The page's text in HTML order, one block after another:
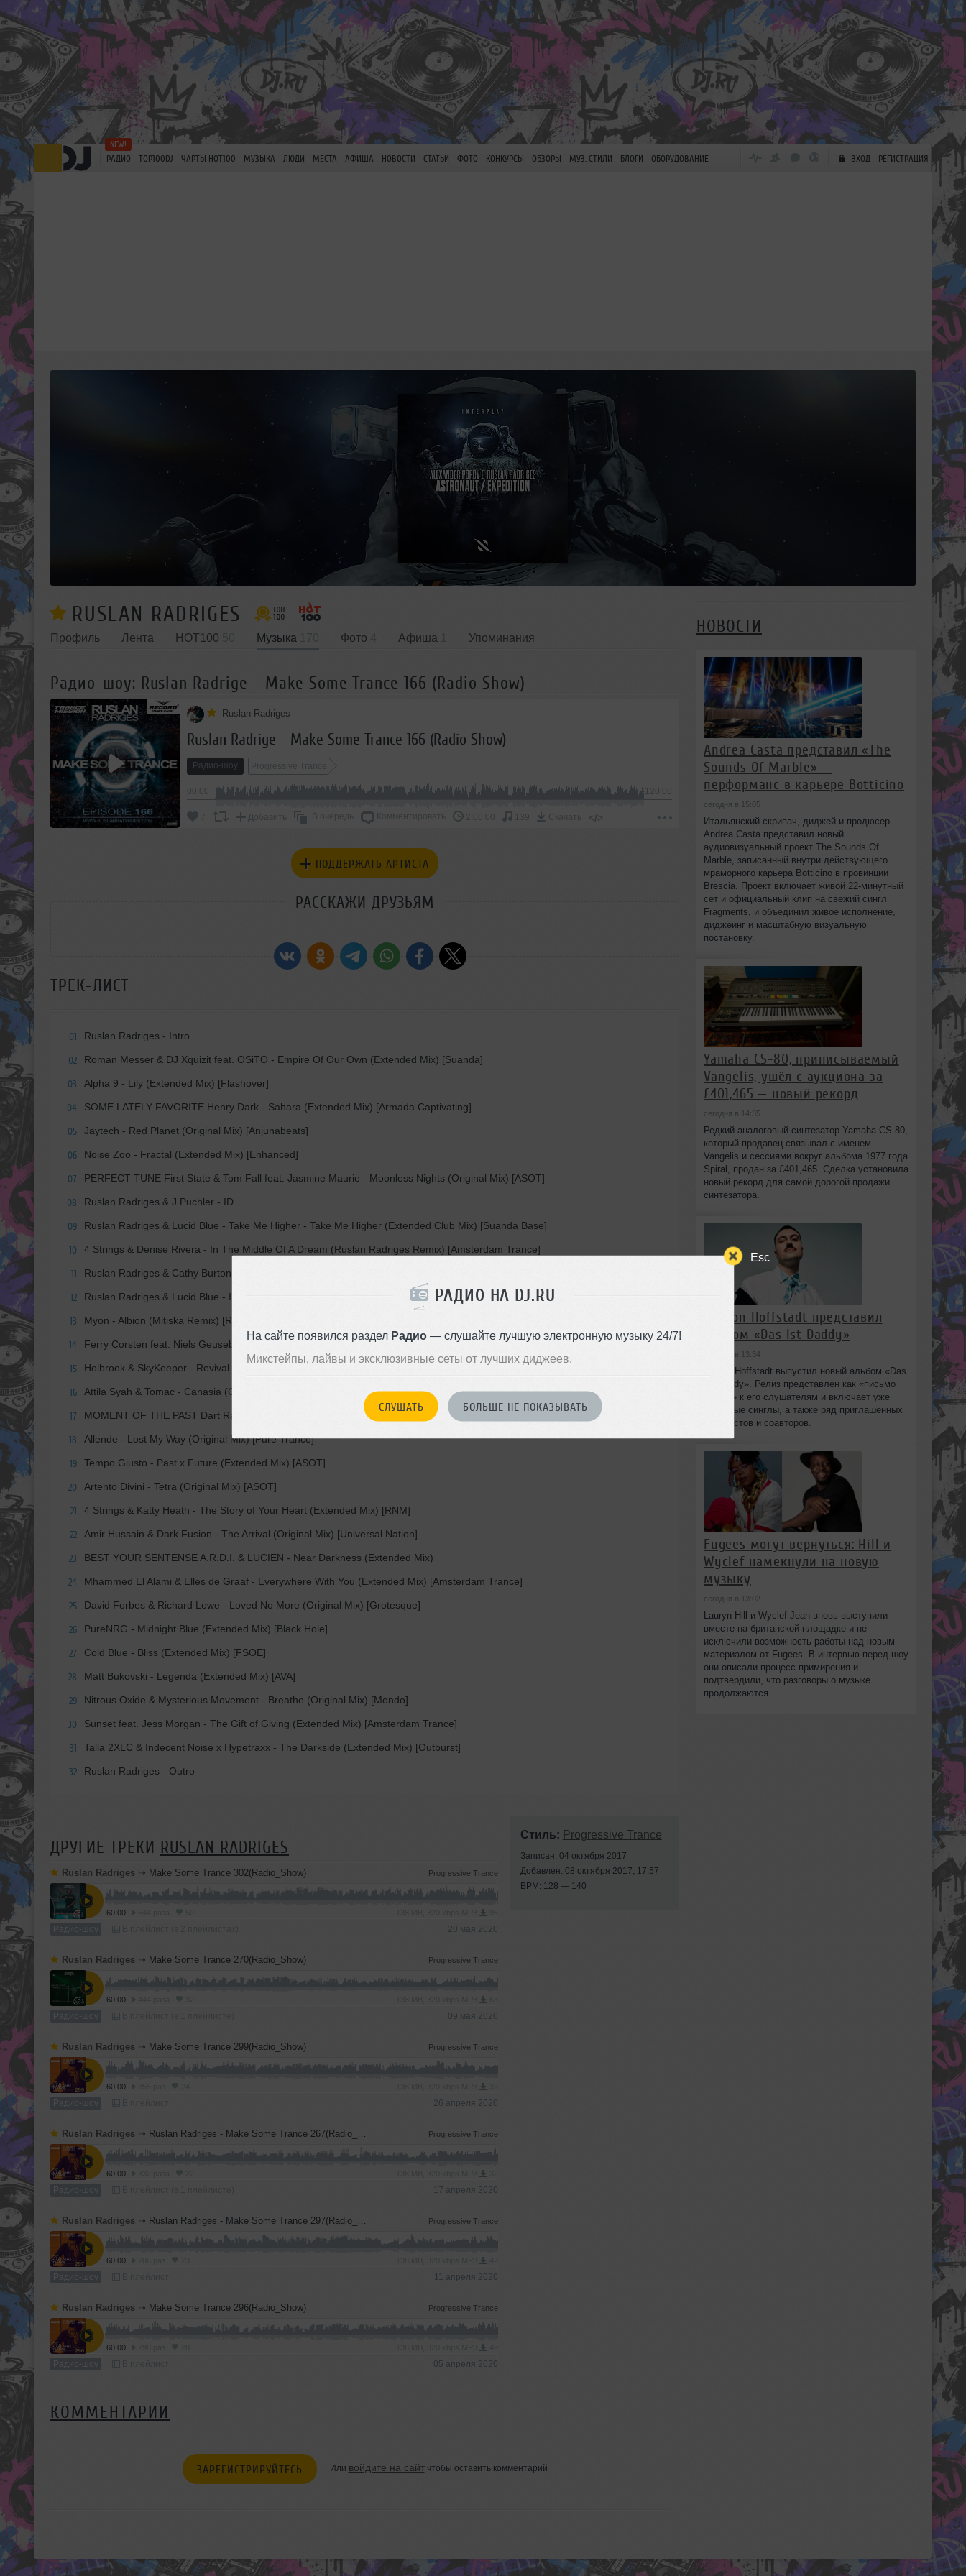
Esc
РАДИО НА DJ.RU
На сайте появился раздел Радио— слушайте лучшую электронную музыку 24/7!
Микстейпы, лайвы и эксклюзивные сеты от лучших диджеев.
СЛУШАТЬ БОЛЬШЕ НЕ ПОКАЗЫВАТЬ
РАДИО TOP100DJ ЧАРТЫ HOT100 МУЗЫКА ЛЮДИ МЕСТА АФИША НОВОСТИ СТАТЬИ ФОТО КОНКУРСЫ ОБЗОРЫ МУЗ. СТИЛИ БЛОГИ ОБОРУДОВАНИЕ ВХОД РЕГИСТРАЦИЯ
RUSLAN RADRIGES
Профиль Лента HOT100 Музыка Фото Афиша Упоминания
Радио-шоу: Ruslan Radrige - Make Some Trance 166 (Radio Show)
Ruslan Radriges
Ruslan Radrige - Make Some Trance 166 (Radio Show)
Радио-шоу Progressive Trance
-120:00
7 Добавить В очередь Комментировать 2:00:00 139 Скачать </>
ПОДДЕРЖАТЬ АРТИСТА
РАССКАЖИ ДРУЗЬЯМ
ТРЕК-ЛИСТ
01 Ruslan Radriges - Intro
02 Roman Messer & DJ Xquizit feat. OSiTO - Empire Of Our Own (Extended Mix) [Suanda]
03 Alpha 9 - Lily (Extended Mix) [Flashover]
04 SOME LATELY FAVORITE Henry Dark - Sahara (Extended Mix) [Armada Captivating]
05 Jaytech - Red Planet (Original Mix) [Anjunabeats]
06 Noise Zoo - Fractal (Extended Mix) [Enhanced]
07 PERFECT TUNE First State & Tom Fall feat. Jasmine Maurie - Moonless Nights (Original Mix) [ASOT]
08 Ruslan Radriges & J.Puchler - ID
09 Ruslan Radriges & Lucid Blue - Take Me Higher - Take Me Higher (Extended Club Mix) [Suanda Base]
10 4 Strings & Denise Rivera - In The Middle Of A Dream (Ruslan Radriges Remix) [Amsterdam Trance]
11 Ruslan Radriges & Cathy Burton - Hearts To Entwine (Extended Mix) [RNM]
12 Ruslan Radriges & Lucid Blue - ID
13 Myon - Albion (Mitiska Remix) [Ride]
14 Ferry Corsten feat. Niels Geusebroek - Waiting (Original Mix) [Flashover]
15 Holbrook & SkyKeeper - Revival (Extended Mix) [AVA]
16 Attila Syah & Tomac - Canasia (Original Mix) [Black Sunset]
17 MOMENT OF THE PAST Dart Rayne & Yura Moonlight Feat. Cate Kanell - Shelter Me (Extended Mix)
18 Allende - Lost My Way (Original Mix) [Pure Trance]
19 Tempo Giusto - Past x Future (Extended Mix) [ASOT]
20 Artento Divini - Tetra (Original Mix) [ASOT]
21 4 Strings & Katty Heath - The Story of Your Heart (Extended Mix) [RNM]
22 Amir Hussain & Dark Fusion - The Arrival (Original Mix) [Universal Nation]
23 BEST YOUR SENTENSE A.R.D.I. & LUCIEN - Near Darkness (Extended Mix)
24 Mhammed El Alami & Elles de Graaf - Everywhere With You (Extended Mix) [Amsterdam Trance]
25 David Forbes & Richard Lowe - Loved No More (Original Mix) [Grotesque]
26 PureNRG - Midnight Blue (Extended Mix) [Black Hole]
27 Cold Blue - Bliss (Extended Mix) [FSOE]
28 Matt Bukovski - Legenda (Extended Mix) [AVA]
29 Nitrous Oxide & Mysterious Movement - Breathe (Original Mix) [Mondo]
30 Sunset feat. Jess Morgan - The Gift of Giving (Extended Mix) [Amsterdam Trance]
31 Talla 2XLC & Indecent Noise x Hypetraxx - The Darkside (Extended Mix) [Outburst]
32 Ruslan Radriges - Outro
ДРУГИЕ ТРЕКИ RUSLAN RADRIGES
Ruslan Radriges ➝ Make Some Trance 302(Radio_Show) Progressive Trance
60:00
Радио-шоу 20 мая 2020
Ruslan Radriges ➝ Make Some Trance 270(Radio_Show) Progressive Trance
60:00
Радио-шоу 09 мая 2020
Ruslan Radriges ➝ Make Some Trance 299(Radio_Show) Progressive Trance
60:00
Радио-шоу 26 апреля 2020
Ruslan Radriges ➝ Ruslan Radriges - Make Some Trance 267(Radio_Show) Progressive Trance
60:00
Радио-шоу 17 апреля 2020
Ruslan Radriges ➝ Ruslan Radriges - Make Some Trance 297(Radio_Show) Progressive Trance
60:00
Радио-шоу 11 апреля 2020
Ruslan Radriges ➝ Make Some Trance 296(Radio_Show) Progressive Trance
60:00
Радио-шоу 05 апреля 2020
Стиль: Progressive Trance
Записан: 04 октября 2017
Добавлен: 08 октября 2017, 17:57
BPM: 128 — 140
КОММЕНТАРИИ
ЗАРЕГИСТРИРУЙТЕСЬ Или войдите на сайтчтобы оставить комментарий
НОВОСТИ
Andrea Casta представил «The
Sounds Of Marble» —
перформанс в карьере Botticino
сегодня в 15:05
Итальянский скрипач, диджей и продюсер
Andrea Casta представил новый
аудиовизуальный проект The Sounds Of
Marble, записанный внутри действующего
мраморного карьера Botticino в провинции
Brescia. Проект включает живой 22‑минутный
сет и официальный клип на свежий сингл
Fragments, и объединил живое исполнение,
диджеинг и масштабную визуальную
постановку.
Yamaha CS-80, приписываемый
Vangelis, ушёл с аукциона за
£401,465 — новый рекорд
сегодня в 14:35
Редкий аналоговый синтезатор Yamaha CS-80,
который продавец связывал с именем
Vangelis и сессиями вокруг альбома 1977 года
Spiral, продан за £401,465. Сделка установила
новый рекорд для самой дорогой продажи
синтезатора.
Marlon Hoffstadt представил
альбом «Das Ist Daddy»
сегодня в 13:34
Marlon Hoffstadt выпустил новый альбом «Das
Ist Daddy». Релиз представлен как «письмо
любви» к его слушателям и включает уже
знакомые синглы, а также ряд приглашённых
вокалистов и соавторов.
Fugees могут вернуться: Hill и
Wyclef намекнули на новую
музыку
сегодня в 13:02
Lauryn Hill и Wyclef Jean вновь выступили
вместе на британской площадке и не
исключили возможность работы над новым
материалом от Fugees. В интервью перед шоу
они описали процесс примирения и
подтвердили, что разговоры о музыке
продолжаются.